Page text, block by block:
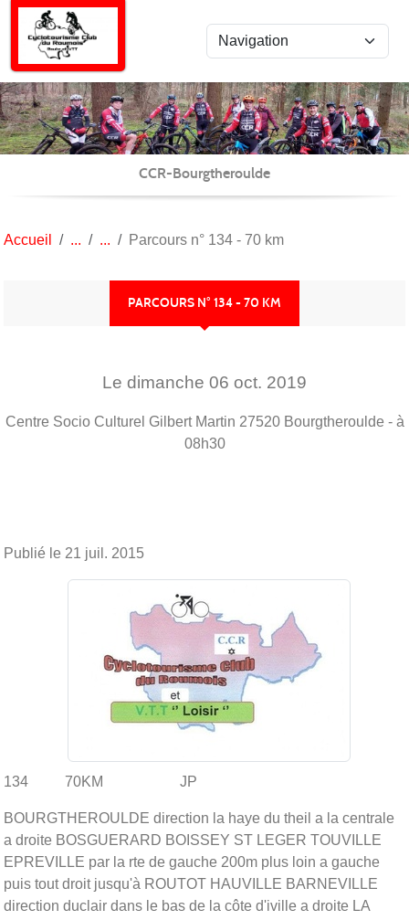
CCR-Bourgtheroulde
Accueil Parcours n° 134 - 70 km
PARCOURS N° 134 - 70 KM
Le dimanche 06 oct. 2019
Centre Socio Culturel Gilbert Martin 27520 Bourgtheroulde - à
08h30
Publié le 21 juil. 2015
134 70KM JP
BOURGTHEROULDE direction la haye du theil a la centrale
a droite BOSGUERARD BOISSEY ST LEGER TOUVILLE
EPREVILLE par la rte de gauche 200m plus loin a gauche
puis tout droit jusqu'à ROUTOT HAUVILLE BARNEVILLE
direction duclair dans le bas de la côte d'iville a droite LA
Panneau de gestion des cookies